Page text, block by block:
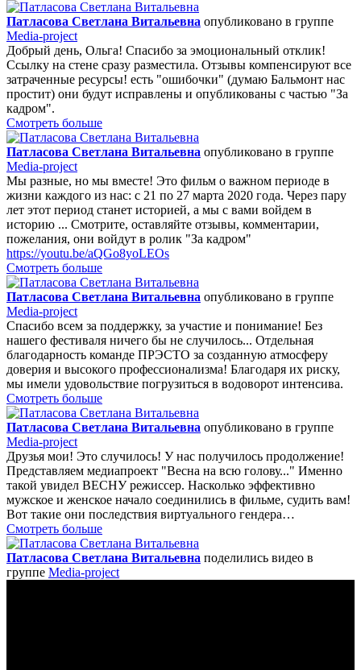
Патласова Светлана Витальевна опубликовано в группе
Media-project
Добрый день, Ольга! Спасибо за эмоциональный отклик!
Ссылку на стене сразу разместила. Отзывы компенсируют все
затраченные ресурсы! есть "ошибочки" (думаю Бальмонт нас
простит) они будут исправлены и опубликованы с частью "За
кадром".
Смотреть больше
Патласова Светлана Витальевна опубликовано в группе
Media-project
Мы разные, но мы вместе! Это фильм о важном периоде в
жизни каждого из нас: с 21 по 27 марта 2020 года. Через пару
лет этот период станет историей, а мы с вами войдем в
историю ... Смотрите, оставляйте отзывы, комментарии,
пожелания, они войдут в ролик "За кадром"
https://youtu.be/aQGo8yoLEOs
Смотреть больше
Патласова Светлана Витальевна опубликовано в группе
Media-project
Спасибо всем за поддержку, за участие и понимание! Без
нашего фестиваля ничего бы не случилось... Отдельная
благодарность команде ПРЭСТО за созданную атмосферу
доверия и высокого профессионализма! Благодаря их риску,
мы имели удовольствие погрузиться в водоворот интенсива.
Смотреть больше
Патласова Светлана Витальевна опубликовано в группе
Media-project
Друзья мои! Это случилось! У нас получилось продолжение!
Представляем медиапроект "Весна на всю голову..." Именно
такой увидел ВЕСНУ режиссер. Насколько эффективно
мужское и женское начало соединились в фильме, судить вам!
Вот такие они последствия виртуального гендера…
Смотреть больше
Патласова Светлана Витальевна поделились видео в
группе Media-project